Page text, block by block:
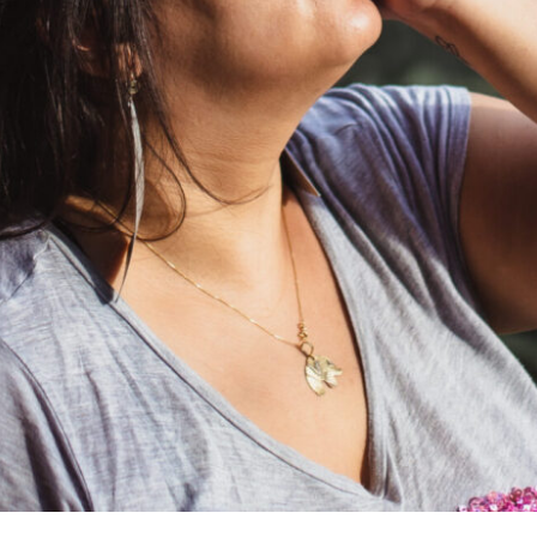
PAUSAS, ANGÚSTIA E